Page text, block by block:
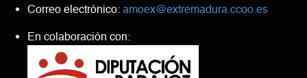
Correo electrónico: amoex@extremadura.ccoo.es
En colaboración con: